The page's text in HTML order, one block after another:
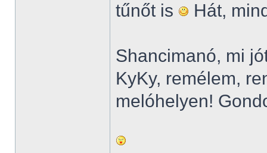
tűnőt is
Hát,
Shancimanó, mi
KyKy, remélem,
melóhelyen!